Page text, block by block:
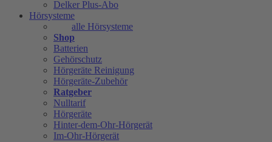
Delker Plus-Abo
Hörsysteme
alle Hörsysteme
Shop
Batterien
Gehörschutz
Hörgeräte Reinigung
Hörgeräte-Zubehör
Ratgeber
Nulltarif
Hörgeräte
Hinter-dem-Ohr-Hörgerät
Im-Ohr-Hörgerät